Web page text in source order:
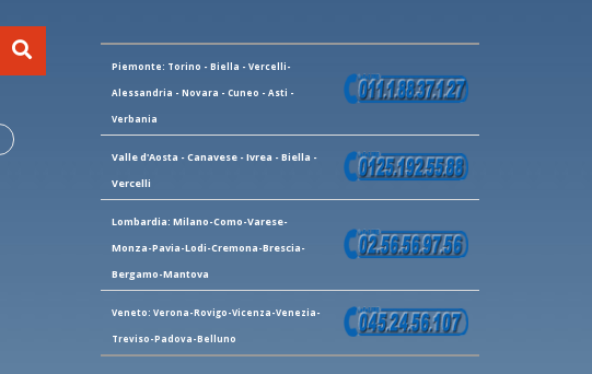
Piemonte: Torino - Biella - Vercelli-
Alessandria - Novara - Cuneo - Asti -
Verbania
Valle d'Aosta - Canavese - Ivrea - Biella -
Vercelli
Lombardia: Milano-Como-Varese-
Monza-Pavia-Lodi-Cremona-Brescia-
Bergamo-Mantova
Veneto: Verona-Rovigo-Vicenza-Venezia-
Treviso-Padova-Belluno